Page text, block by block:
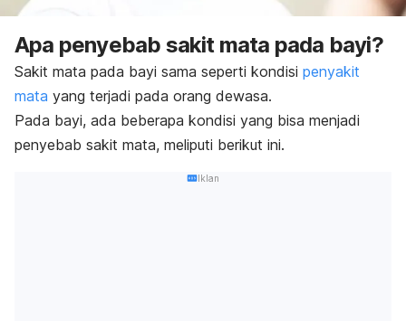
Apa penyebab sakit mata pada bayi?
Sakit mata pada bayi sama seperti kondisi penyakit
mata yang terjadi pada orang dewasa.
Pada bayi, ada beberapa kondisi yang bisa menjadi
penyebab sakit mata, meliputi berikut ini.
Iklan